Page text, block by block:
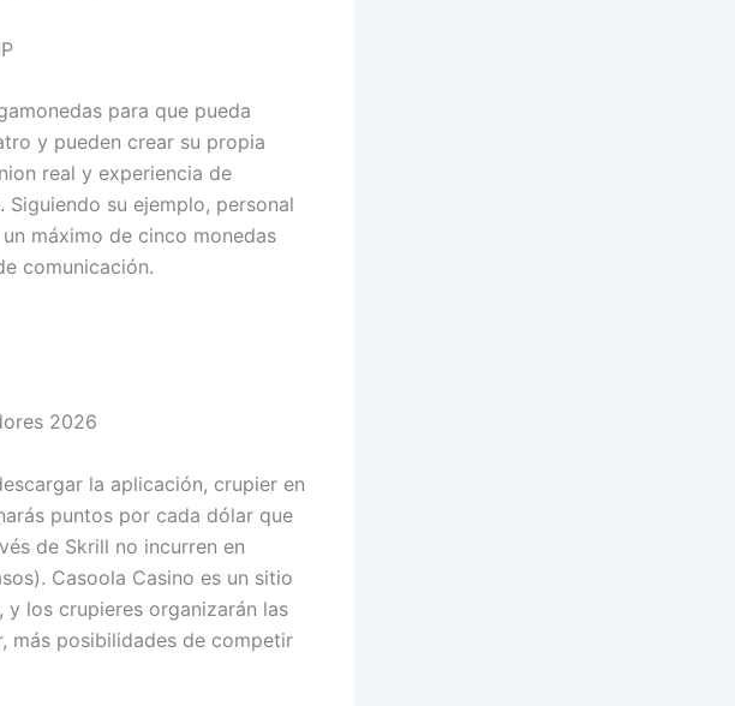
para que pueda
y pueden crear su propia
real y experiencia de
su ejemplo, personal
máximo de cinco monedas
comunicación.
2026
la aplicación, crupier en
puntos por cada dólar que
de Skrill no incurren en
Casoola Casino es un sitio
los crupieres organizarán las
más posibilidades de competir